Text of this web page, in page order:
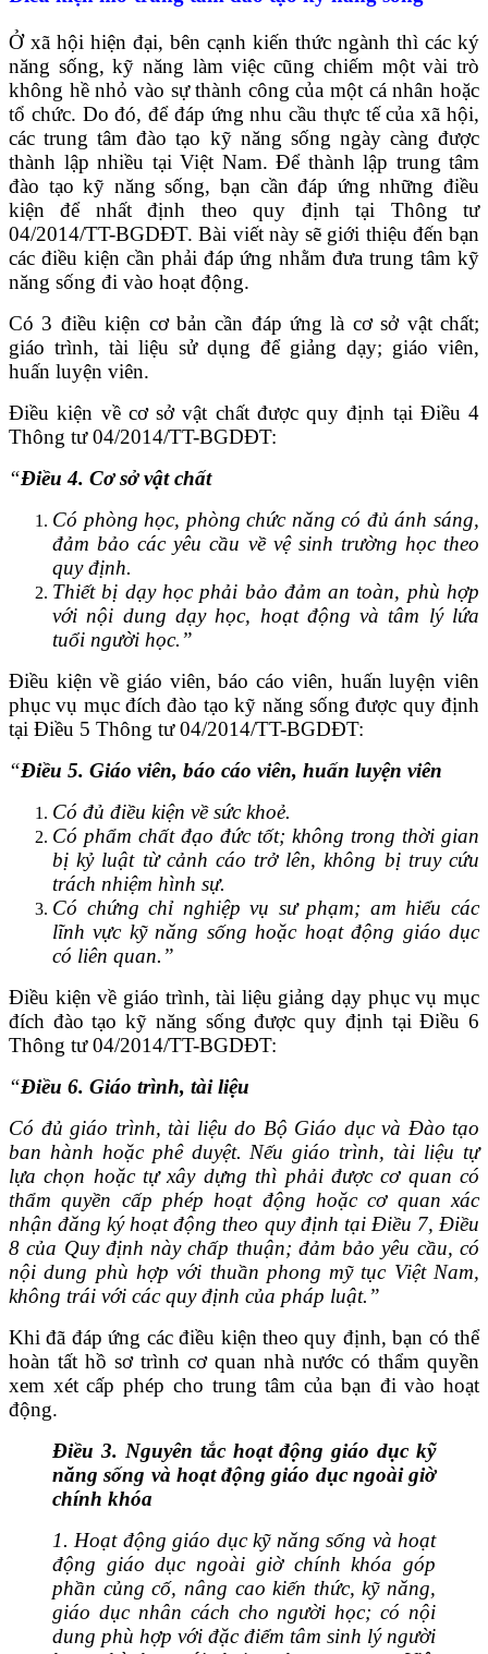
Ở xã hội hiện đại, bên cạnh kiến thức ngành thì các ký
năng sống, kỹ năng làm việc cũng chiếm một vài trò
không hề nhỏ vào sự thành công của một cá nhân hoặc
tổ chức. Do đó, để đáp ứng nhu cầu thực tế của xã hội,
các trung tâm đào tạo kỹ năng sống ngày càng được
thành lập nhiều tại Việt Nam. Để thành lập trung tâm
đào tạo kỹ năng sống, bạn cần đáp ứng những điều
kiện để nhất định theo quy định tại Thông tư
04/2014/TT-BGDĐT. Bài viết này sẽ giới thiệu đến bạn
các điều kiện cần phải đáp ứng nhằm đưa trung tâm kỹ
năng sống đi vào hoạt động.
Có 3 điều kiện cơ bản cần đáp ứng là cơ sở vật chất;
giáo trình, tài liệu sử dụng để giảng dạy; giáo viên,
huấn luyện viên.
Điều kiện về cơ sở vật chất được quy định tại Điều 4
Thông tư 04/2014/TT-BGDĐT:
“Điều 4. Cơ sở vật chất
Có phòng học, phòng chức năng có đủ ánh sáng,
đảm bảo các yêu cầu về vệ sinh trường học theo
quy định.
Thiết bị dạy học phải bảo đảm an toàn, phù hợp
với nội dung dạy học, hoạt động và tâm lý lứa
tuổi người học.”
Điều kiện về giáo viên, báo cáo viên, huấn luyện viên
phục vụ mục đích đào tạo kỹ năng sống được quy định
tại Điều 5 Thông tư 04/2014/TT-BGDĐT:
“Điều 5. Giáo viên, báo cáo viên, huấn luyện viên
Có đủ điều kiện về sức khoẻ.
Có phẩm chất đạo đức tốt; không trong thời gian
bị kỷ luật từ cảnh cáo trở lên, không bị truy cứu
trách nhiệm hình sự.
Có chứng chỉ nghiệp vụ sư phạm; am hiểu các
lĩnh vực kỹ năng sống hoặc hoạt động giáo dục
có liên quan.”
Điều kiện về giáo trình, tài liệu giảng dạy phục vụ mục
đích đào tạo kỹ năng sống được quy định tại Điều 6
Thông tư 04/2014/TT-BGDĐT:
“Điều 6. Giáo trình, tài liệu
Có đủ giáo trình, tài liệu do Bộ Giáo dục và Đào tạo
ban hành hoặc phê duyệt. Nếu giáo trình, tài liệu tự
lựa chọn hoặc tự xây dựng thì phải được cơ quan có
thẩm quyền cấp phép hoạt động hoặc cơ quan xác
nhận đăng ký hoạt động theo quy định tại Điều 7, Điều
8 của Quy định này chấp thuận; đảm bảo yêu cầu, có
nội dung phù hợp với thuần phong mỹ tục Việt Nam,
không trái với các quy định của pháp luật.”
Khi đã đáp ứng các điều kiện theo quy định, bạn có thể
hoàn tất hồ sơ trình cơ quan nhà nước có thẩm quyền
xem xét cấp phép cho trung tâm của bạn đi vào hoạt
động.
Điều 3. Nguyên tắc hoạt động giáo dục kỹ
năng sống và hoạt động giáo dục ngoài giờ
chính khóa
1. Hoạt động giáo dục kỹ năng sống và hoạt
động giáo dục ngoài giờ chính khóa góp
phần củng cố, nâng cao kiến thức, kỹ năng,
giáo dục nhân cách cho người học; có nội
dung phù hợp với đặc điểm tâm sinh lý người